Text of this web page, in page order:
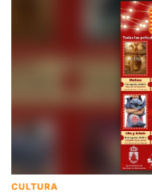
CULTURA